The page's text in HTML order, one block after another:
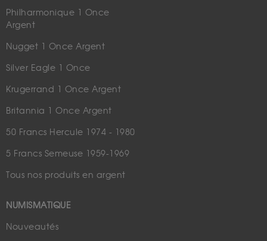
Philharmonique 1 Once
Argent
Nugget 1 Once Argent
Silver Eagle 1 Once
Krugerrand 1 Once Argent
Britannia 1 Once Argent
50 Francs Hercule 1974 - 1980
5 Francs Semeuse 1959-1969
Tous nos produits en argent
NUMISMATIQUE
Nouveautés